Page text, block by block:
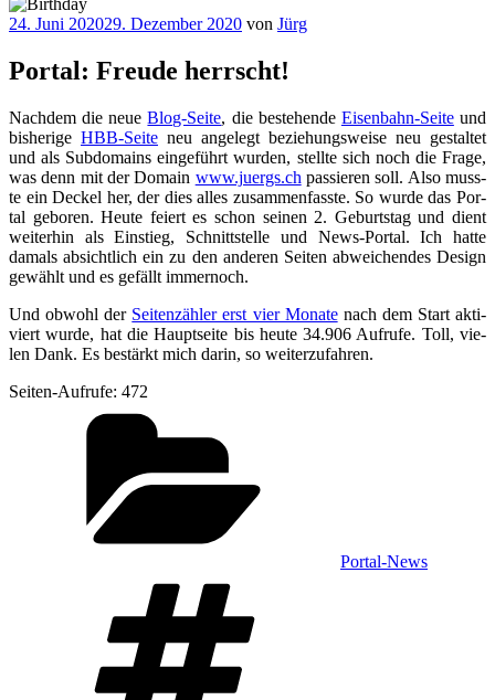
Veröffentlicht
24. Juni 202029. Dezember 2020 von Jürg
Portal: Freude herrscht!
Nach­dem die neueBlog-Sei­te, die bestehen­de Eisen­bahn-Sei­teund
bis­he­ri­ge HBB-Sei­te neu ange­legt bezie­hungs­wei­se neu gestal­tet
und als Sub­do­mains ein­ge­führt wur­den, stell­te sich noch die Fra­ge,
was denn mit der Domain www.juergs.ch pas­sie­ren soll. Also muss­
te ein Deckel her, der dies alles zusam­men­fass­te. So wur­de das Por­
tal gebo­ren. Heu­te fei­ert es schon sei­nen 2. Geburts­tag und dient
wei­ter­hin als Ein­stieg, Schnitt­stel­le und News-Por­tal. Ich hat­te
damals absicht­lich ein zu den ande­ren Sei­ten abwei­chen­des Design
gewählt und es gefällt immernoch.
Und obwohl der Sei­ten­zäh­ler erst vier Mona­tenach dem Start akti­
viert wur­de, hat die Haupt­sei­te bis heu­te 34.906 Auf­ru­fe. Toll, vie­
len Dank. Es bestärkt mich dar­in, so weiterzufahren.
Sei­ten-Auf­ru­fe: 472
Portal-News